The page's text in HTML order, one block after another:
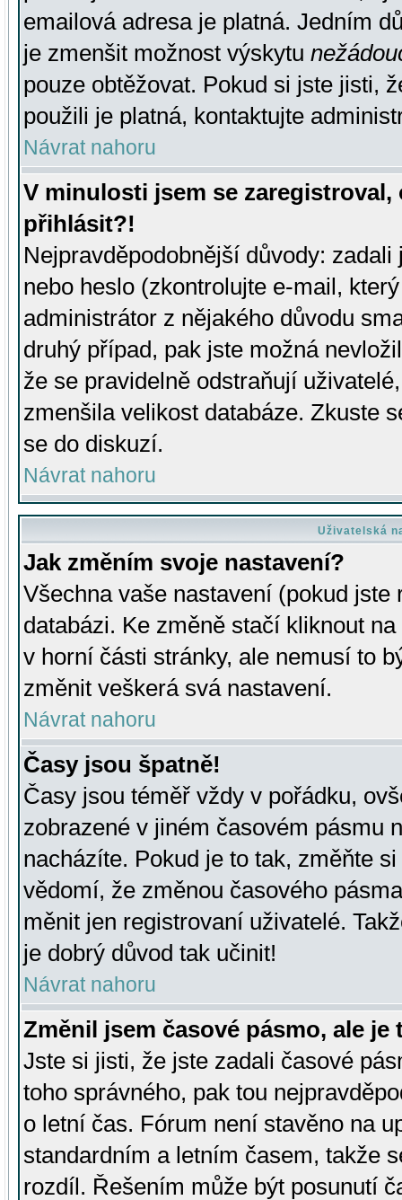
emailová adresa je platná. Jedním
je zmenšit možnost výskytu
pouze obtěžovat. Pokud si jste jisti,
použili je platná, kontaktujte
Návrat nahoru
V minulosti jsem se
přihlásit?!
Nejpravděpodobnější důvody:
nebo heslo (zkontrolujte e-mail,
administrátor z nějakého důvodu
druhý případ, pak jste možná
že se pravidelně odstraňují
zmenšila velikost databáze. Zkuste
se do diskuzí.
Návrat nahoru
Uživatelská
Jak změním svoje nastavení?
Všechna vaše nastavení (pokud
databázi. Ke změně stačí kliknout
v horní části stránky, ale nemusí to
změnit veškerá svá nastavení.
Návrat nahoru
Časy jsou špatně!
Časy jsou téměř vždy v pořádku,
zobrazené v jiném časovém pásmu
nacházíte. Pokud je to tak, změňte
vědomí, že změnou časového
měnit jen registrovaní uživatelé.
je dobrý důvod tak učinit!
Návrat nahoru
Změnil jsem časové pásmo, ale je
Jste si jisti, že jste zadali časové
toho správného, pak tou
o letní čas. Fórum není stavěno na
standardním a letním časem, takže
rozdíl. Řešením může být posunutí